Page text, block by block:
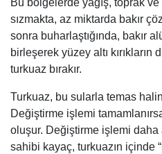
sızmakta, az miktarda bakır
sonra buharlaştığında, bakır
birleşerek yüzey altı kırıkların
turkuaz bırakır.
Turkuaz, bu sularla temas
Değiştirme işlemi
oluşur. Değiştirme işlemi daha
sahibi kayaç, turkuazın içinde